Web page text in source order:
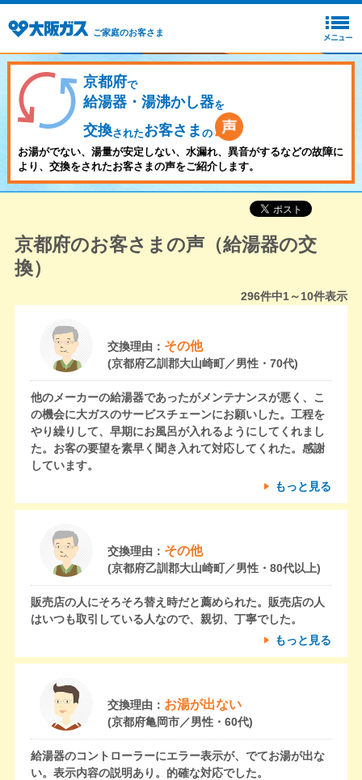
ご家庭のお客さま
京都府で
給湯器・湯沸かし器を
交換されたお客さま の
お湯がでない、湯量が安定しない、水漏れ、異音がするなどの故障に
より、交換をされたお客さまの声をご紹介します。
京都府のお客さまの声（給湯器の交
換）
296件中1～10件表示
交換理由： その他
(京都府乙訓郡大山崎町／男性・70代)
他のメーカーの給湯器であったがメンテナンスが悪く、こ
の機会に大ガスのサービスチェーンにお願いした。工程を
やり繰りして、早期にお風呂が入れるようにしてくれまし
た。お客の要望を素早く聞き入れて対応してくれた。感謝
しています。
もっと見る
交換理由： その他
(京都府乙訓郡大山崎町／男性・80代以上)
販売店の人にそろそろ替え時だと薦められた。販売店の人
はいつも取引している人なので、親切、丁寧でした。
もっと見る
交換理由： お湯が出ない
(京都府亀岡市／男性・60代)
給湯器のコントローラーにエラー表示が、でてお湯が出な
い。表示内容の説明あり。的確な対応でした。